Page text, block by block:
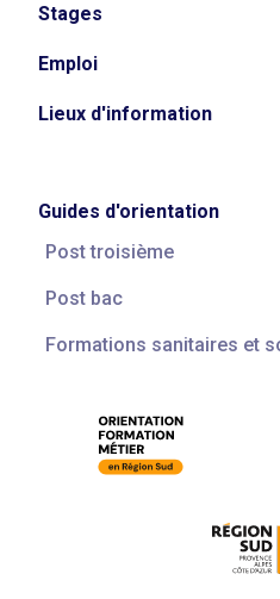
Stages
Emploi
Lieux d'information
Guides d'orientation
Post troisième
Post bac
Formations sanitaires et